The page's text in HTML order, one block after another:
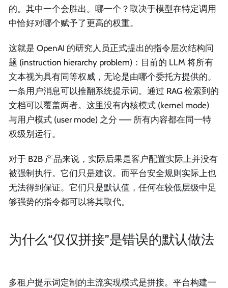
的。其中一个会胜出。哪一个？取决于模型在特定调用
中恰好对哪个赋予了更高的权重。
这就是 OpenAI 的研究人员正式提出的指令层次结构问
题 (instruction hierarchy problem)：目前的 LLM 将所有
文本视为具有同等权威，无论是由哪个委托方提供的。
一条用户消息可以推翻系统提示词。通过 RAG 检索到的
文档可以覆盖两者。这里没有内核模式 (kernel mode)
与用户模式 (user mode) 之分 —— 所有内容都在同一特
权级别运行。
对于 B2B 产品来说，实际后果是客户配置实际上并没有
被强制执行。它们只是建议。而平台安全规则实际上也
无法得到保证。它们只是默认值，任何在较低层级中足
够强势的指令都可以将其取代。
为什么“仅仅拼接”是错误的默认做法
多租户提示词定制的主流实现模式是拼接。平台构建一